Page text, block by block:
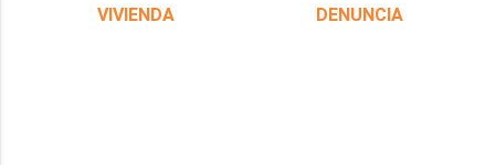
VIVIENDA
DENUNCIA